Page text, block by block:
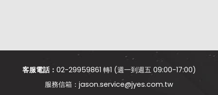
客服電話： 02-29959861 轉1 (週一到週五 09:00-17:00)
jason.service@jyes.com.tw